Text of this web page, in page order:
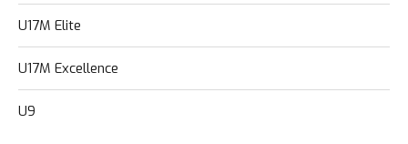
U17M Elite
U17M Excellence
U9